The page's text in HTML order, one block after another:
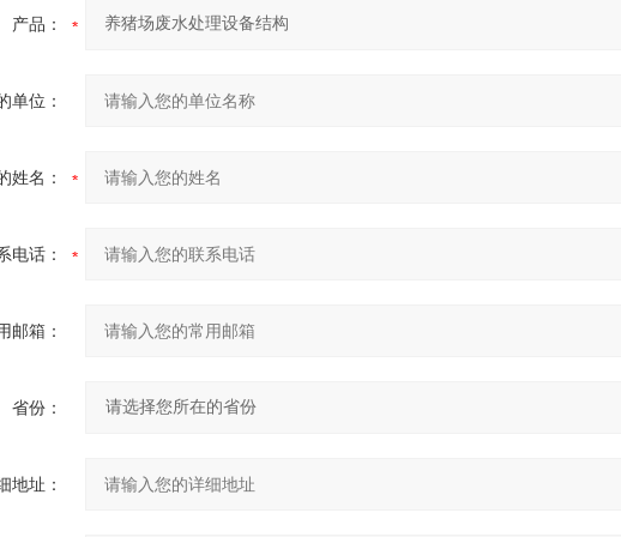
产品：
单位：
姓名：
电话：
邮箱：
省份：
地址：